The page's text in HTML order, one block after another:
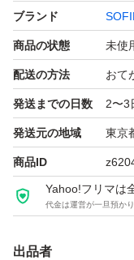
ブランド
商品の状態 未使
配送の方法 おて
発送までの日数 2〜3
発送元の地域 東京
商品ID
Yahoo!フリマは
代金は運営が一旦預か
出品者